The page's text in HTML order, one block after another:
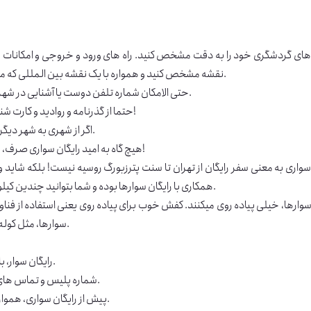
گردشگری خود را به دقت مشخص کنید. راه های ورود و خروجی و امکانات
نقشه مشخص کنید و همواره با یک نقشه بین المللی که مشخص کننده مسیر های مختلف در کشور مقصد است حرکت کنید.
حتی الامکان شماره تلفن دوست یا آشنایی در شهر یا کشور مقصد را برای تماس های اورژانسی در اختیار داشته باشید.
حتما از گذرنامه و روادید و کارت شناسایی خود، کپی تهیه کنید. به اسکن کردن آن در موبایل اکتفا نکنید!
اگر از شهری به شهر دیگر سفر میکنید، به یکی از دوستان خود این تغییر مسیر را اطلاع دهید.
هیچ گاه به امید رایگان سواری صرف، بودجه سفر را کاهش ندهید و ریسک سفر پر خطر را به جان نخرید!
سواری به معنی سفر رایگان از تهران تا سنت پترزبورگ روسیه نیست! بلکه
همکاری با رایگان سوارها بوده و شما بتوانید چندین کیلومتر را همراه ایشان طی کنید و از پرداخت ده ها یورو جلوگیری کنید.
سوارها، خیلی پیاده روی میکنند. کفش خوب برای پیاده روی یعنی استفاده
سوارها، مثل کوله پشتی خوب برای کوهنوردها است. این اصل مهم را فراموش نکنید.
رایگان سوار، باید خود را آماده مقابله با مشکلاتی غیر قابل پیش بینی زیادی بکند.
شماره پلیس و تماس های اضطراری در شهر و کشور مقصد را همیشه در اختیار داشته باشید.
پیش از رایگان سواری، همواره اطلاعات عمومی خود را درباره شهر و کشور مقصد افزایش دهید.